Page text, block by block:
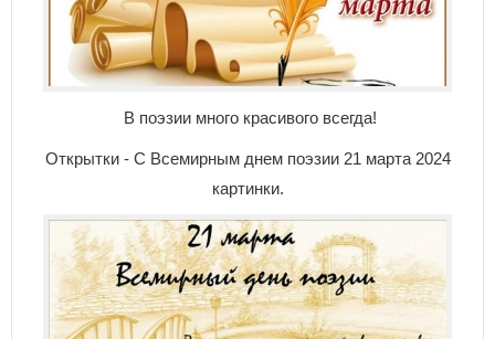
В поэзии много красивого всегда!
Открытки - С Всемирным днем поэзии 21 марта 2024
картинки.